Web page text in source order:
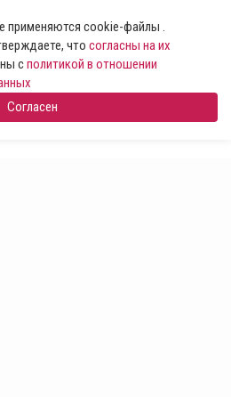
применяются cookie-файлы .
что согласны на их
сполитикой в отношении
Согласен